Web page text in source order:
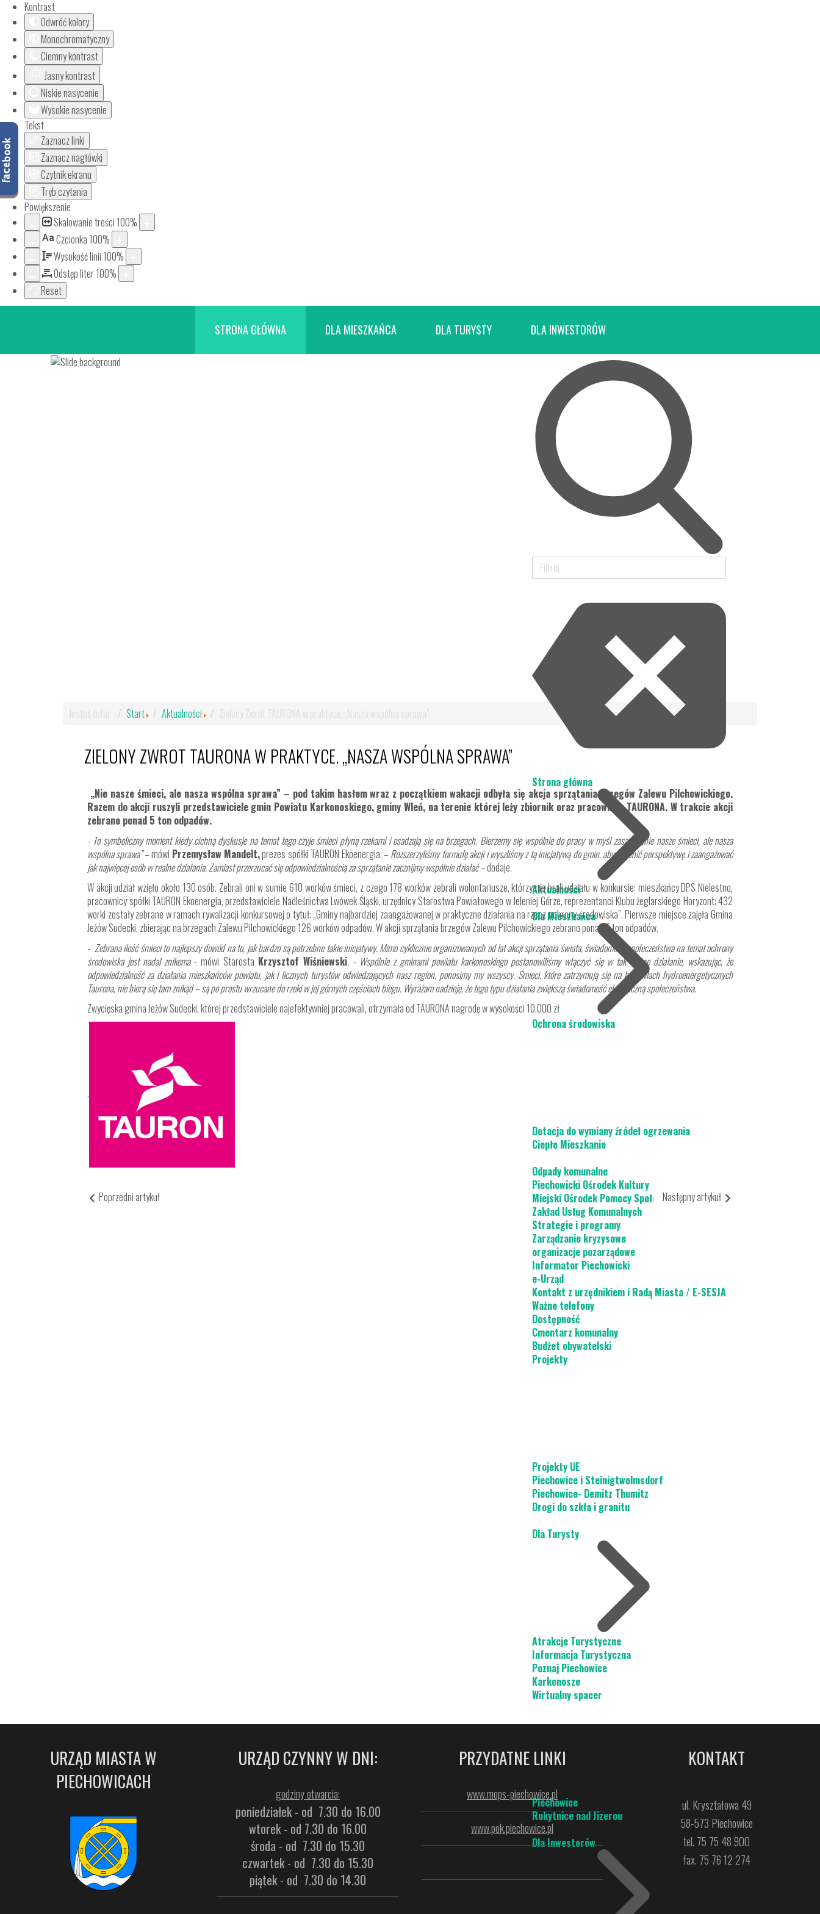
Kontrast
Odwróć kolory
Monochromatyczny
Ciemny kontrast
Jasny kontrast
Niskie nasycenie
Wysokie nasycenie
Tekst
Zaznacz linki
Zaznacz nagłówki
Czytnik ekranu
Tryb czytania
Powiększenie
Skalowanie treści 100%
Aa Czcionka 100%
Wysokość linii 100%
Odstęp liter100%
Reset
STRONA GŁÓWNA DLA MIESZKAŃCA DLA TURYSTY DLA INWESTORÓW
Strona główna
Aktualności
Dla Mieszkańca
Ochrona środowiska
Dotacja do wymiany źródeł ogrzewania
Ciepłe Mieszkanie
Odpady komunalne
Piechowicki Ośrodek Kultury
Miejski Ośrodek Pomocy Społecznej
Zakład Usług Komunalnych
Strategie i programy
Zarządzanie kryzysowe
organizacje pozarządowe
Informator Piechowicki
e-Urząd
Kontakt z urzędnikiem i Radą Miasta / E-SESJA
Ważne telefony
Dostępność
Cmentarz komunalny
Budżet obywatelski
Projekty
Projekty UE
Piechowice i Steinigtwolmsdorf
Piechowice- Demitz Thumitz
Drogi do szkła i granitu
Dla Turysty
Atrakcje Turystyczne
Informacja Turystyczna
Poznaj Piechowice
Karkonosze
Wirtualny spacer
Piechowice
Rokytnice nad Jizerou
Dla Inwestorów
Jesteś tutaj: Start Aktualności Zielony Zwrot TAURONA w praktyce. „Nasza wspólna sprawa”
ZIELONY ZWROT TAURONA W PRAKTYCE. „NASZA WSPÓLNA SPRAWA”
„Nie nasze śmieci, ale nasza wspólna sprawa” – pod takim hasłem wraz z początkiem wakacji odbyła się akcja sprzątania brzegów Zalewu Pilchowickiego.
Razem do akcji ruszyli przedstawiciele gmin Powiatu Karkonoskiego, gminy Wleń, na terenie której leży zbiornik oraz pracownicy TAURONA. W trakcie akcji
zebrano ponad 5 ton odpadów.
- To symboliczny moment kiedy cichną dyskusje na temat tego czyje śmieci płyną rzekami i osadzają się na brzegach. Bierzemy się wspólnie do pracy w myśl zasady „nie nasze śmieci, ale nasza
wspólna sprawa”– mówi Przemysław Mandelt,prezes spółki TAURON Ekoenergia. – Rozszerzyliśmy formułę akcji i wyszliśmy z tą inicjatywą do gmin, aby zmienić perspektywę i zaangażować
jak najwięcej osób w realne działania. Zamiast przerzucać się odpowiedzialnością za sprzątanie zacznijmy wspólnie działać –dodaje.
W akcji udział wzięło około 130 osób. Zebrali oni w sumie 610 worków śmieci, z czego 178 worków zebrali wolontariusze, którzy nie brali udziału w konkursie: mieszkańcy DPS Nielestno,
pracownicy spółki TAURON Ekoenergia, przedstawiciele Nadleśnictwa Lwówek Śląski, urzędnicy Starostwa Powiatowego w Jeleniej Górze, reprezentanci Klubu żeglarskiego Horyzont; 432
worki zostały zebrane w ramach rywalizacji konkursowej o tytuł: „Gminy najbardziej zaangażowanej w praktyczne działania na rzecz ochrony środowiska”. Pierwsze miejsce zajęła Gmina
Jeżów Sudecki, zbierając na brzegach Zalewu Pilchowickiego 126 worków odpadów. W akcji sprzątania brzegów Zalewu Pilchowickiego zebrano ponad 5 ton odpadów.
- Zebrana ilość śmieci to najlepszy dowód na to, jak bardzo są potrzebne takie inicjatywy. Mimo cyklicznie organizowanych od lat akcji sprzątania świata, świadomość społeczeństwa na temat ochrony
środowiska jest nadal znikoma- mówi Starosta Krzysztof Wiśniewski. - Wspólnie z gminami powiatu karkonoskiego postanowiliśmy włączyć się w tak ważne działanie, wskazując, że
odpowiedzialność za działania mieszkańców powiatu, jak i licznych turystów odwiedzających nasz region, ponosimy my wszyscy. Śmieci, które zatrzymują się na budowlach hydroenergetycznych
Taurona, nie biorą się tam znikąd – są po prostu wrzucane do rzeki w jej górnych częściach biegu. Wyrażam nadzieję, że tego typu działania zwiększą świadomość ekologiczną społeczeństwa.
Zwycięska gmina Jeżów Sudecki, której przedstawiciele najefektywniej pracowali, otrzymała od TAURONA nagrodę w wysokości 10.000 zł
.
Poprzedni artykuł Następny artykuł
URZĄD MIASTA W
PIECHOWICACH
URZĄD CZYNNY W DNI:
godziny otwarcia:
poniedziałek - od 7.30 do 16.00
wtorek - od 7.30 do 16.00
środa - od 7.30 do 15.30
czwartek - od 7.30 do 15.30
piątek - od 7.30 do 14.30
PRZYDATNE LINKI
www.mops-piechowice.pl
www.pok.piechowice.pl
KONTAKT
ul. Kryształowa 49
58-573 Piechowice
tel. 75 75 48 900
fax. 75 76 12 274